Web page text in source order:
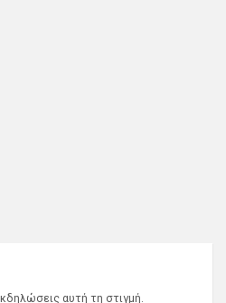
αυτή τη στιγμή.